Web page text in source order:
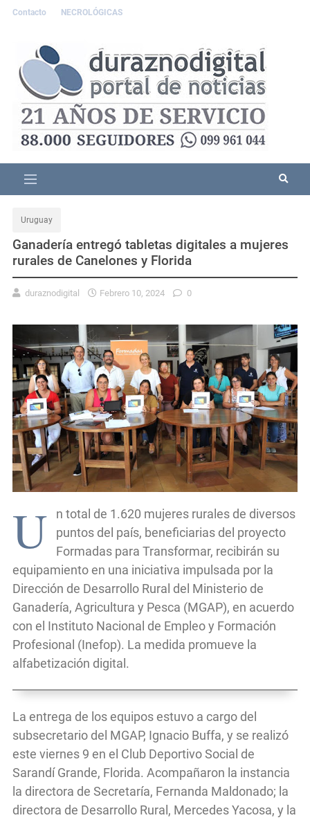
Contacto NECROLÓGICAS
Uruguay
Ganadería entregó tabletas digitales a mujeres
rurales de Canelones y Florida
duraznodigital Febrero 10, 2024 0
U
n total de 1.620 mujeres rurales de diversos
puntos del país, beneficiarias del proyecto
Formadas para Transformar, recibirán su
equipamiento en una iniciativa impulsada por la
Dirección de Desarrollo Rural del Ministerio de
Ganadería, Agricultura y Pesca (MGAP), en acuerdo
con el Instituto Nacional de Empleo y Formación
Profesional (Inefop). La medida promueve la
alfabetización digital.
La entrega de los equipos estuvo a cargo del
subsecretario del MGAP, Ignacio Buffa, y se realizó
este viernes 9 en el Club Deportivo Social de
Sarandí Grande, Florida. Acompañaron la instancia
la directora de Secretaría, Fernanda Maldonado; la
directora de Desarrollo Rural, Mercedes Yacosa, y la